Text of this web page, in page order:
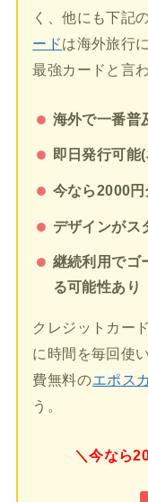
く、他にも下記
ードは海外旅行
最強カードと言
海外で一番普
即日発行可
今なら2000
デザインがス
継続利用でゴ
る可能性あり
クレジットカー
に時間を毎回使
費無料のエポス
う。
＼今なら